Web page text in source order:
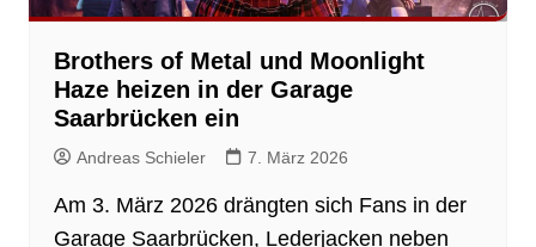
Brothers of Metal und Moonlight
Haze heizen in der Garage
Saarbrücken ein
Andreas Schieler 7. März 2026
Am 3. März 2026 drängten sich Fans in der
Garage Saarbrücken, Lederjacken neben